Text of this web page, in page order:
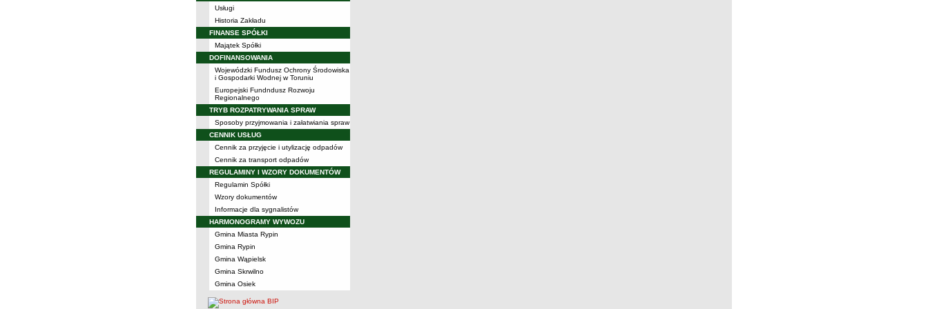
Usługi
Historia Zakładu
FINANSE SPÓŁKI
Majątek Spółki
DOFINANSOWANIA
Wojewódzki Fundusz Ochrony Środowiska
i Gospodarki Wodnej w Toruniu
Europejski Fundndusz Rozwoju
Regionalnego
TRYB ROZPATRYWANIA SPRAW
Sposoby przyjmowania i załatwiania spraw
CENNIK USŁUG
Cennik za przyjęcie i utylizację odpadów
Cennik za transport odpadów
REGULAMINY I WZORY DOKUMENTÓW
Regulamin Spółki
Wzory dokumentów
Informacje dla sygnalistów
HARMONOGRAMY WYWOZU
Gmina Miasta Rypin
Gmina Rypin
Gmina Wąpielsk
Gmina Skrwilno
Gmina Osiek